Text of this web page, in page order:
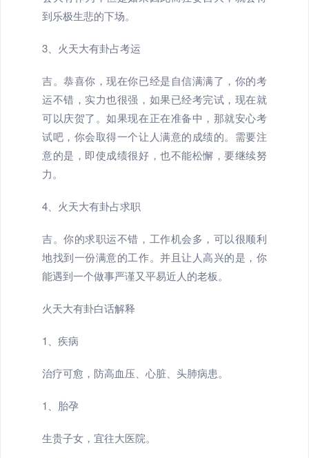
到乐极生悲的下场。
3、火天大有卦占考运
吉。恭喜你，现在你已经是自信满满了，你的考
运不错，实力也很强，如果已经考完试，现在就
可以庆贺了。如果现在正在准备中，那就安心考
试吧，你会取得一个让人满意的成绩的。需要注
意的是，即使成绩很好，也不能松懈，要继续努
力。
4、火天大有卦占求职
吉。你的求职运不错，工作机会多，可以很顺利
地找到一份满意的工作。并且让人高兴的是，你
能遇到一个做事严谨又平易近人的老板。
火天大有卦白话解释
1、疾病
治疗可愈，防高血压、心脏、头肺病患。
1、胎孕
生贵子女，宜往大医院。